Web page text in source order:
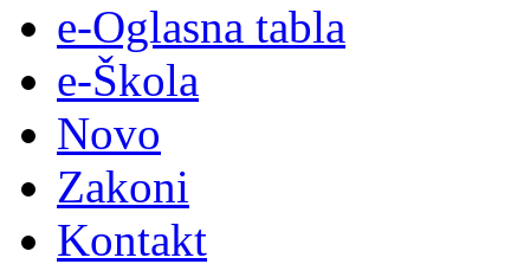
e-Oglasna tabla
e-Škola
Novo
Zakoni
Kontakt